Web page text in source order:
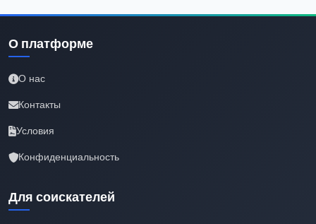
О платформе
О нас
Контакты
Условия
Конфиденциальность
Для соискателей